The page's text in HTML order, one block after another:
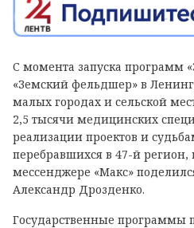
С момента запуска программ
«Земский фельдшер» в
малых городах и сельской
2,5 тысячи медицинских
реализации проектов и
перебравшихся в 47-й регион,
мессенджере «Макс»
Александр Дрозденко.
Государственные программы